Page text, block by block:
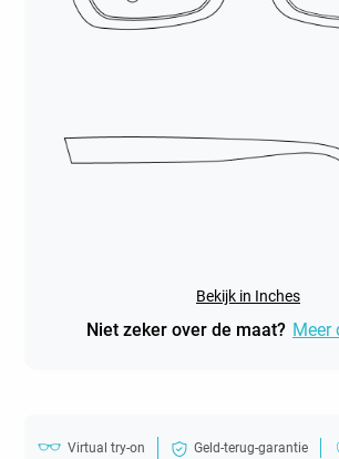
Bekijk in Inches
Niet zeker over de maat? Meer
Virtual try-on Geld-terug-garantie